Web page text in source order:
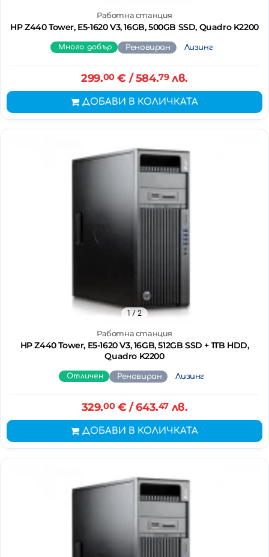
Работна станция
HP Z440 Tower, E5-1620 V3, 16GB, 500GB SSD, Quadro K2200
Много добър Реновиран Лизинг
299.00€ / 584.79лв.
ДОБАВИ В КОЛИЧКАТА
Работна станция
HP Z440 Tower, E5-1620 V3, 16GB, 512GB SSD + 1TB HDD,
Quadro K2200
1 / 2
Отличен Реновиран Лизинг
329.00€ / 643.47лв.
ДОБАВИ В КОЛИЧКАТА